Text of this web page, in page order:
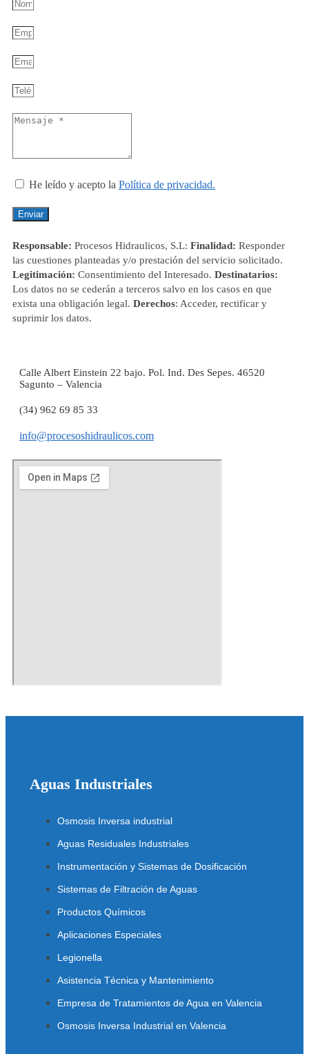
He leído y acepto la Política de privacidad.
Enviar
Responsable: Procesos Hidraulicos, S.L: Finalidad: Responder
las cuestiones planteadas y/o prestación del servicio solicitado.
Legitimación: Consentimiento del Interesado. Destinatarios:
Los datos no se cederán a terceros salvo en los casos en que
exista una obligación legal. Derechos: Acceder, rectificar y
suprimir los datos.
Calle Albert Einstein 22 bajo. Pol. Ind. Des Sepes. 46520
Sagunto – Valencia
(34) 962 69 85 33
info@procesoshidraulicos.com
Aguas Industriales
Osmosis Inversa industrial
Aguas Residuales Industriales
Instrumentación y Sistemas de Dosificación
Sistemas de Filtración de Aguas
Productos Químicos
Aplicaciones Especiales
Legionella
Asistencia Técnica y Mantenimiento
Empresa de Tratamientos de Agua en Valencia
Osmosis Inversa Industrial en Valencia